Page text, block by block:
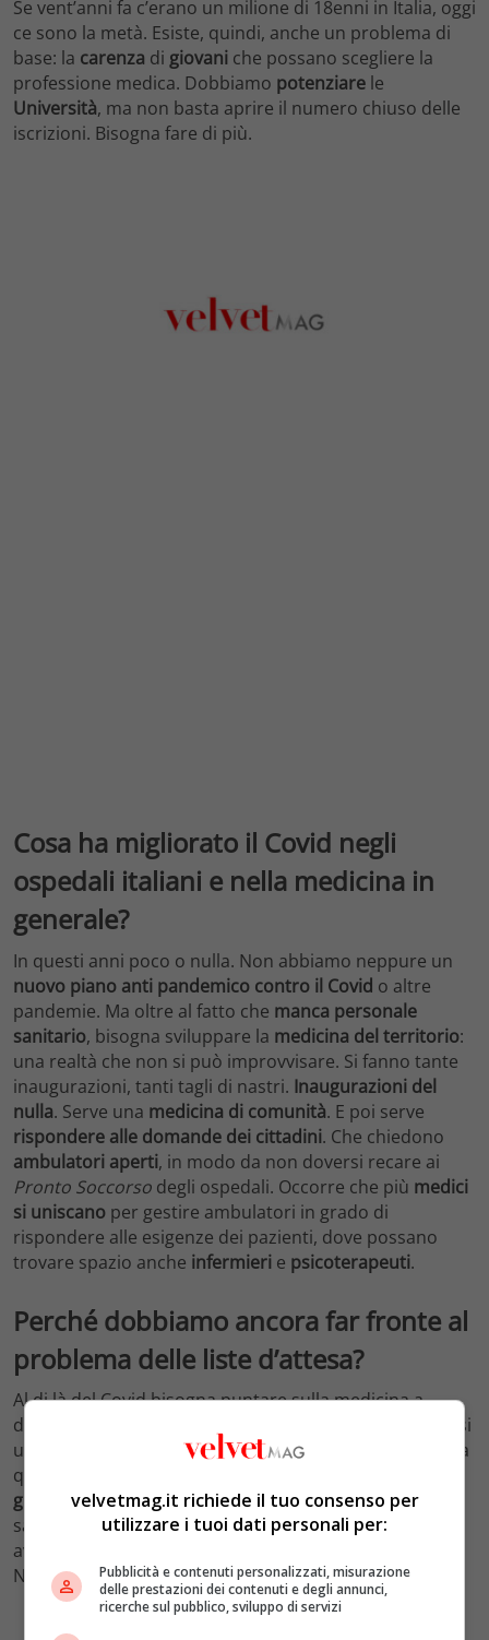
Se vent’anni fa c’erano un milione di 18enni in Italia, oggi
ce sono la metà. Esiste, quindi, anche un problema di
base: la carenza di giovani che possano scegliere la
professione medica. Dobbiamo potenziare le
Università, ma non basta aprire il numero chiuso delle
iscrizioni. Bisogna fare di più.
Cosa ha migliorato il Covid negli
ospedali italiani e nella medicina in
generale?
In questi anni poco o nulla. Non abbiamo neppure un
nuovo piano anti pandemico contro il Covid o altre
pandemie. Ma oltre al fatto che manca personale
sanitario, bisogna sviluppare la medicina del territorio:
una realtà che non si può improvvisare. Si fanno tante
inaugurazioni, tanti tagli di nastri. Inaugurazioni del
nulla. Serve una medicina di comunità. E poi serve
rispondere alle domande dei cittadini. Che chiedono
ambulatori aperti, in modo da non doversi recare ai
Pronto Soccorso degli ospedali. Occorre che più medici
si uniscano per gestire ambulatori in grado di
rispondere alle esigenze dei pazienti, dove possano
trovare spazio anche infermieri e psicoterapeuti.
Perché dobbiamo ancora far fronte al
problema delle liste d’attesa?
Al di là del Covid bisogna puntare sulla medicina a
domicilio e invece abbiamo ancora le liste d’attesa. Se si
usufruisce delle visiteintramoenia, a pagamento, allora
questo problema supera. Ma l’
grande discriminazione. Stiamo andando verso una
sanità dovechi ha i soldi può curarsi, gli altri no. Come
avveniva con la mutua, prima del Servizio Sanitario
Nazionale.
velvetmag.it richiede il tuo consenso per
utilizzare i tuoi dati personali per:
Pubblicità e contenuti personalizzati, misurazione
delle prestazioni dei contenuti e degli annunci,
ricerche sul pubblico, sviluppo di servizi